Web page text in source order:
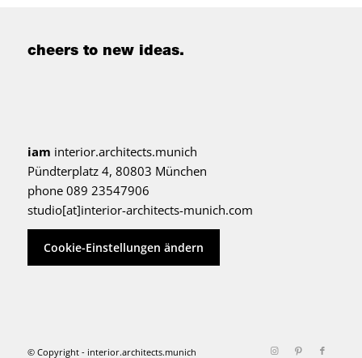
cheers to new ideas.
iam interior.architects.munich
Pündterplatz 4, 80803 München
phone 089 23547906
studio[at]interior-architects-munich.com
Cookie-Einstellungen ändern
© Copyright - interior.architects.munich